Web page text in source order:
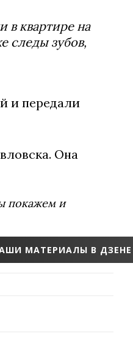
в квартире на
следы зубов,
и передали
Она
покажем и
МАТЕРИАЛЫ В ДЗЕНЕ